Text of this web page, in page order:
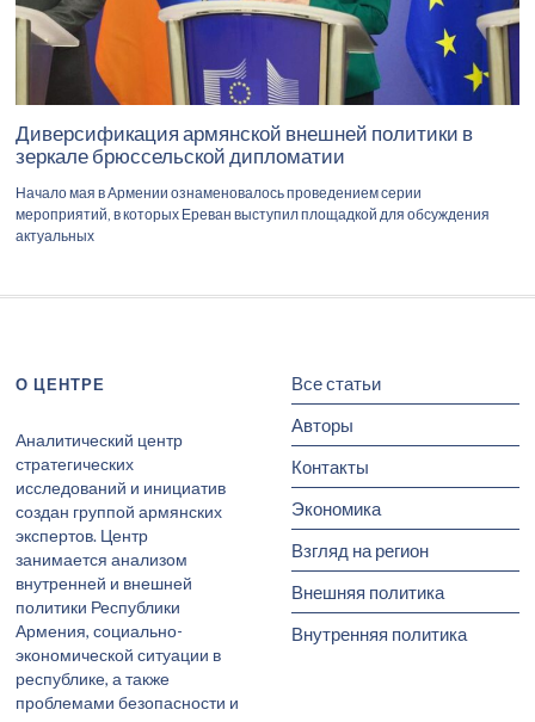
Диверсификация армянской внешней политики в
зеркале брюссельской дипломатии
Начало мая в Армении ознаменовалось проведением серии
мероприятий, в которых Ереван выступил площадкой для обсуждения
актуальных
О ЦЕНТРЕ
Аналитический центр
стратегических
исследований и инициатив
создан группой армянских
экспертов. Центр
занимается анализом
внутренней и внешней
политики Республики
Армения, социально-
экономической ситуации в
республике, а также
проблемами безопасности и
Все статьи
Авторы
Контакты
Экономика
Взгляд на регион
Внешняя политика
Внутренняя политика